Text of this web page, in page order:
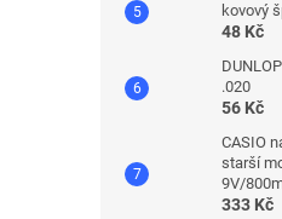
kovový
48 Kč
.020
56 Kč
CASIO
starší
9V/
333 Kč